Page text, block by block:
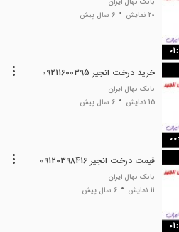
20 نمایش
6 سال پیش
خرید درخت انجیر 09211600395
بانک نهال ایران
15 نمایش
6 سال پیش
قیمت درخت انجیر 09120398416
بانک نهال ایران
11 نمایش
6 سال پیش